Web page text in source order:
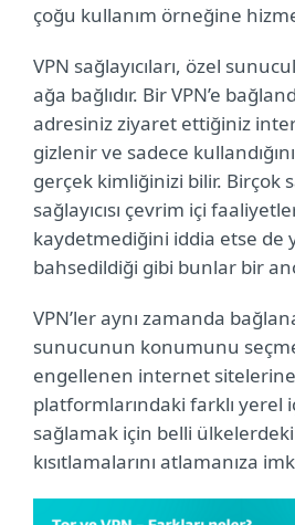
çoğu kullanım örneğine
VPN sağlayıcıları, özel
ağa bağlıdır. Bir VPN’e
adresiniz ziyaret ettiğiniz
gizlenir ve sadece
gerçek kimliğinizi bilir. Birçok
sağlayıcısı çevrim içi
kaydetmediğini iddia etse de
bahsedildiği gibi bunlar bir
VPN’ler aynı zamanda
sunucunun konumunu
engellenen internet sitelerine
platformlarındaki farklı yerel
sağlamak için belli
kısıtlamalarını atlamanıza